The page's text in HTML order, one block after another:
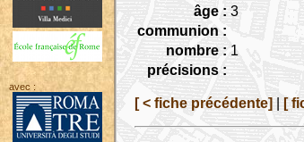
avec :
âge : 3
communion :
nombre : 1
précisions :
[ < fiche précédente] [